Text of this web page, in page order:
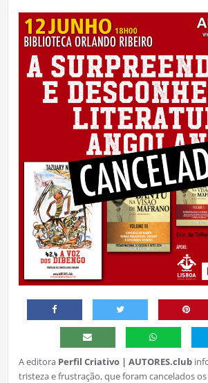
A editora Perfil Criativo | AUTORES.club
tristeza e frustração, que foram cancelados